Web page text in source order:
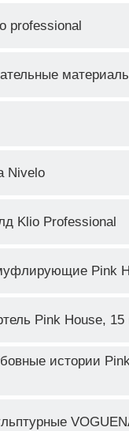
professional
Nivelo
Klio Professional
Pink
Pink House,
истории